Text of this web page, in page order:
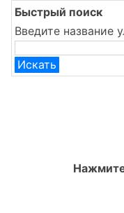
Быстрый поиск
Введите название
Искать